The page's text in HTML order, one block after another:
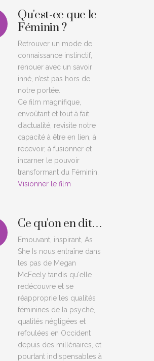
Qu'est-ce que le
Féminin ?
Retrouver un mode de
connaissance instinctif,
renouer avec un savoir
inné, n’est pas hors de
notre portée.
Ce film magnifique,
envoûtant et tout à fait
d’actualité, revisite notre
capacité à être en lien, à
recevoir, à fusionner et
incarner le pouvoir
transformant du Féminin.
Visionner le film
Ce qu'on en dit…
Emouvant, inspirant, As
She Is nous entraîne dans
les pas de Megan
McFeely tandis qu'elle
redécouvre et se
réapproprie les qualités
féminines de la psyché,
qualités négligées et
refoulées en Occident
depuis des millénaires, et
pourtant indispensables à